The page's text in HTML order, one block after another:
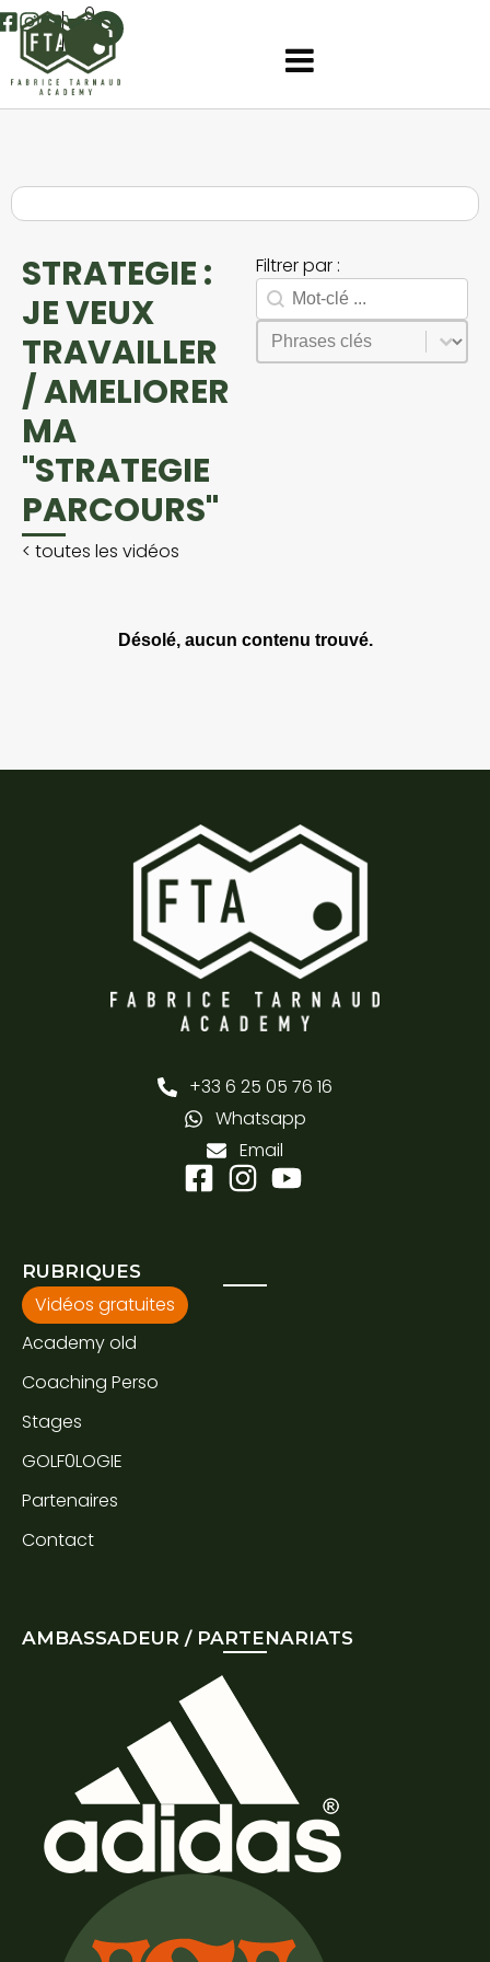
0
STRATEGIE :
JE VEUX
TRAVAILLER
/ AMELIORER
MA
"STRATEGIE
PARCOURS"
< toutes les vidéos
Filtrer par :
Search facet-2
Rechercher
Phrases
Sélectionnez le contenu
Désolé, aucun contenu trouvé.
+33 6 25 05 76 16
Whatsapp
Email
RUBRIQUES
Vidéos gratuites
Academy old
Coaching Perso
Stages
GOLF0LOGIE
Partenaires
Contact
AMBASSADEUR / PARTENARIATS